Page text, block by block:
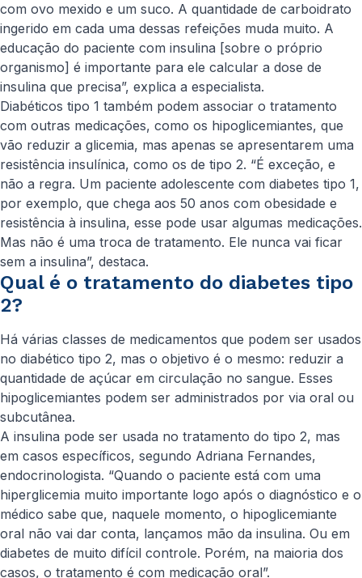
com ovo mexido e um suco. A quantidade de carboidrato
ingerido em cada uma dessas refeições muda muito. A
educação do paciente com insulina [sobre o próprio
organismo] é importante para ele calcular a dose de
insulina que precisa”, explica a especialista.
Diabéticos tipo 1 também podem associar o tratamento
com outras medicações, como os hipoglicemiantes, que
vão reduzir a glicemia, mas apenas se apresentarem uma
resistência insulínica, como os de tipo 2. “É exceção, e
não a regra. Um paciente adolescente com diabetes tipo 1,
por exemplo, que chega aos 50 anos com obesidade e
resistência à insulina, esse pode usar algumas medicações.
Mas não é uma troca de tratamento. Ele nunca vai ficar
sem a insulina”, destaca.
Qual é o tratamento do diabetes tipo
2?
Há várias classes de medicamentos que podem ser usados
no diabético tipo 2, mas o objetivo é o mesmo: reduzir a
quantidade de açúcar em circulação no sangue. Esses
hipoglicemiantes podem ser administrados por via oral ou
subcutânea.
A insulina pode ser usada no tratamento do tipo 2, mas
em casos específicos, segundo Adriana Fernandes,
endocrinologista. “Quando o paciente está com uma
hiperglicemia muito importante logo após o diagnóstico e o
médico sabe que, naquele momento, o hipoglicemiante
oral não vai dar conta, lançamos mão da insulina. Ou em
diabetes de muito difícil controle. Porém, na maioria dos
casos, o tratamento é com medicação oral”.